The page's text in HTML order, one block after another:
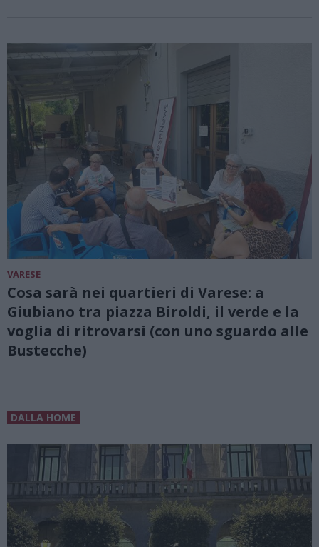
VARESE
Cosa sarà nei quartieri di Varese: a
Giubiano tra piazza Biroldi, il verde e la
voglia di ritrovarsi (con uno sguardo alle
Bustecche)
DALLA HOME